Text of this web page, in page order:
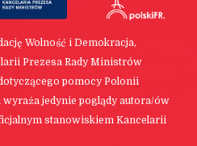
Wolność i Demokracja,
Prezesa Rady Ministrów
pomocy Polonii
wyraża jedynie poglądy autora/ów
stanowiskiem Kancelarii